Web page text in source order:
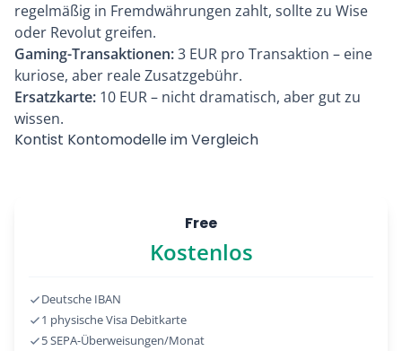
regelmäßig in Fremdwährungen zahlt, sollte zu Wise
oder Revolut greifen.
Gaming-Transaktionen:3 EUR pro Transaktion – eine
kuriose, aber reale Zusatzgebühr.
Ersatzkarte: 10 EUR – nicht dramatisch, aber gut zu
wissen.
Kontist Kontomodelle im Vergleich
Free
Kostenlos
Deutsche IBAN
1 physische Visa Debitkarte
5 SEPA-Überweisungen/Monat